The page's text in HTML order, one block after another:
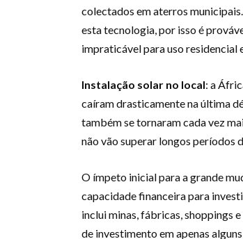
colectados em aterros
esta tecnologia, por isso é
impraticável para uso residencial
Instalação solar no local: a
caíram drasticamente na última
também se tornaram cada vez
não vão superar longos períodos
O ímpeto inicial para a grande
capacidade financeira para
inclui minas, fábricas, shoppings
de investimento em apenas